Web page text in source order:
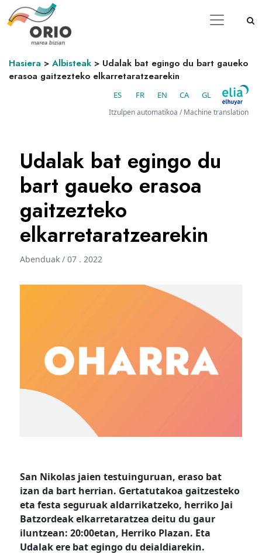
Hasiera > Albisteak > Udalak bat egingo du bart gaueko
erasoa gaitzezteko elkarretaratzearekin
ES FR EN CA GL
Itzulpen automatikoa / Machine translation
Udalak bat egingo du
bart gaueko erasoa
gaitzezteko
elkarretaratzearekin
Abenduak / 07 . 2022
San Nikolas jaien testuinguruan, eraso bat
izan da bart herrian. Gertatutakoa gaitzesteko
eta festa seguruak aldarrikatzeko, herriko Jai
Batzordeak elkarretaratzea deitu du gaur
iluntzean: 20:00etan, Herriko Plazan. Eta
Udalak ere bat egingo du deialdiarekin.